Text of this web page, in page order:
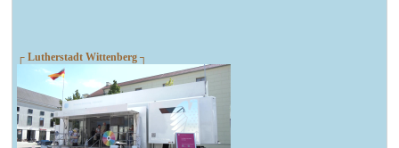
┌ Lutherstadt Wittenberg ┐